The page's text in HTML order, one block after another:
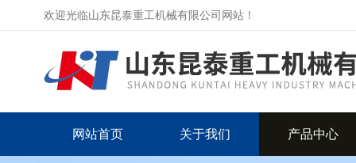
欢迎光临山东昆泰重工机械有限公司网站！
网站首页 关于我们 产品中心